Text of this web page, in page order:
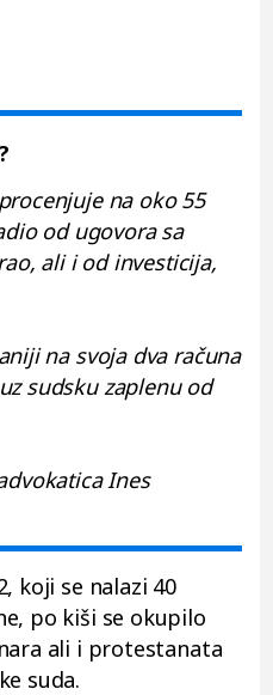
na oko 55
od ugovora sa
ali i od investicija,
na svoja dva računa
sudsku zaplenu od
Ines
koji se nalazi 40
po kiši se okupilo
ali i protestanata
suda.